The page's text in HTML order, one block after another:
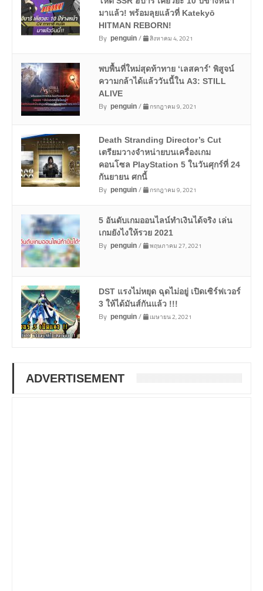
มาแล้ว! พร้อมลุยแล้วที่ Katekyō
HITMAN REBORN!
By penguin/ สิงหาคม 4, 2021
พบพื้นที่ใหม่สุดท้าทาย ‘เลสคาร์’ พิสูจน์
ความกล้าได้แล้ววันนี้ใน A3: STILL
ALIVE
By penguin/ กรกฎาคม 9, 2021
Death Stranding Director’s Cut
เตรียมวางจำหน่ายบนเครื่องเกม
คอนโซล PlayStation 5 ในวันศุกร์ที่ 24
กันยายน ศกนี้
By penguin/ กรกฎาคม 9, 2021
5 อันดับเกมออนไลน์ทำเงินได้จริง เล่น
เกมยังไงให้รวย 2021
By penguin/ พฤษภาคม 27, 2021
DST แรงไม่หยุด ฉุดไม่อยู่ เปิดเซิร์ฟเวอร์
3 ให้ได้มันส์กันแล้ว !!!
By penguin/ เมษายน 2, 2021
ADVERTISEMENT